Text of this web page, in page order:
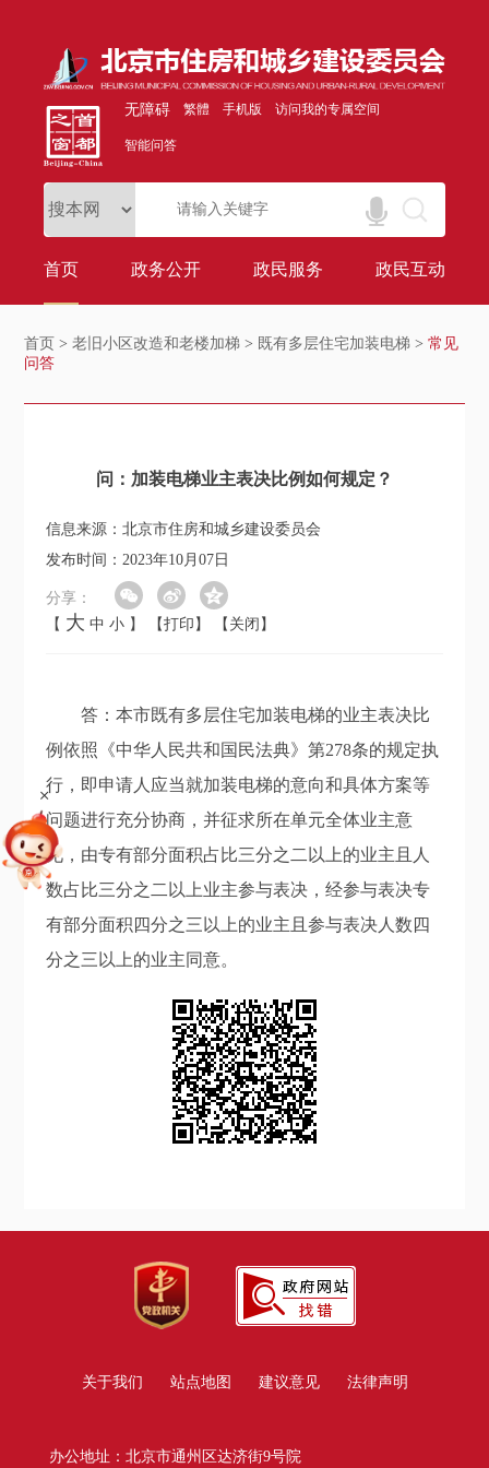
无障碍 繁體 手机版 访问我的专属空间
智能问答
首页 政务公开 政民服务 政民互动
首页 >老旧小区改造和老楼加梯 > 既有多层住宅加装电梯 >常见
问答
问：加装电梯业主表决比例如何规定？
信息来源：北京市住房和城乡建设委员会
发布时间：2023年10月07日
分享：
【 大 中 小 】 【打印】 【关闭】
答：本市既有多层住宅加装电梯的业主表决比
例依照《中华人民共和国民法典》第278条的规定执
行，即申请人应当就加装电梯的意向和具体方案等
问题进行充分协商，并征求所在单元全体业主意
见，由专有部分面积占比三分之二以上的业主且人
数占比三分之二以上业主参与表决，经参与表决专
有部分面积四分之三以上的业主且参与表决人数四
分之三以上的业主同意。
+
关于我们 站点地图 建议意见 法律声明
办公地址：北京市通州区达济街9号院